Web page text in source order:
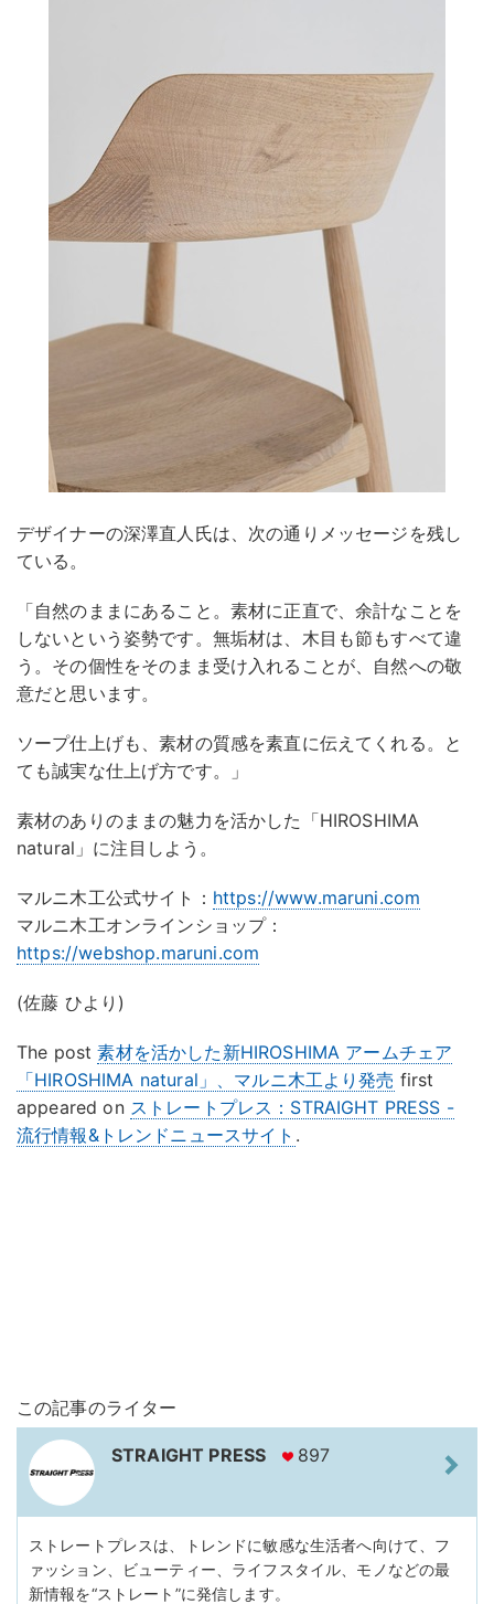
デザイナーの深澤直人氏は、次の通りメッセージを残し
ている。
「自然のままにあること。素材に正直で、余計なことを
しないという姿勢です。無垢材は、木目も節もすべて違
う。その個性をそのまま受け入れることが、自然への敬
意だと思います。
ソープ仕上げも、素材の質感を素直に伝えてくれる。と
ても誠実な仕上げ方です。」
素材のありのままの魅力を活かした「HIROSHIMA
natural」に注目しよう。
マルニ木工公式サイト： https://www.maruni.com
マルニ木工オンラインショップ：
https://webshop.maruni.com
(佐藤 ひより)
The post素材を活かした新HIROSHIMA アームチェア
「HIROSHIMA natural」、マルニ木工より発売 first
appeared on ストレートプレス：STRAIGHT PRESS -
流行情報&トレンドニュースサイト .
この記事のライター
STRAIGHT PRESS 897
ストレートプレスは、トレンドに敏感な生活者へ向けて、フ
ァッション、ビューティー、ライフスタイル、モノなどの最
新情報を“ストレート”に発信します。